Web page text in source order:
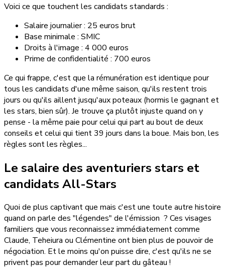
Voici ce que touchent les candidats standards :
Salaire journalier : 25 euros brut
Base minimale : SMIC
Droits à l'image : 4 000 euros
Prime de confidentialité : 700 euros
Ce qui frappe, c'est que la rémunération est identique pour
tous les candidats d'une même saison, qu'ils restent trois
jours ou qu'ils aillent jusqu'aux poteaux (hormis le gagnant et
les stars, bien sûr). Je trouve ça plutôt injuste quand on y
pense - la même paie pour celui qui part au bout de deux
conseils et celui qui tient 39 jours dans la boue. Mais bon, les
règles sont les règles...
Le salaire des aventuriers stars et
candidats All-Stars
Quoi de plus captivant que mais c'est une toute autre histoire
quand on parle des "légendes" de l'émission ? Ces visages
familiers que vous reconnaissez immédiatement comme
Claude, Teheiura ou Clémentine ont bien plus de pouvoir de
négociation. Et le moins qu'on puisse dire, c'est qu'ils ne se
privent pas pour demander leur part du gâteau !